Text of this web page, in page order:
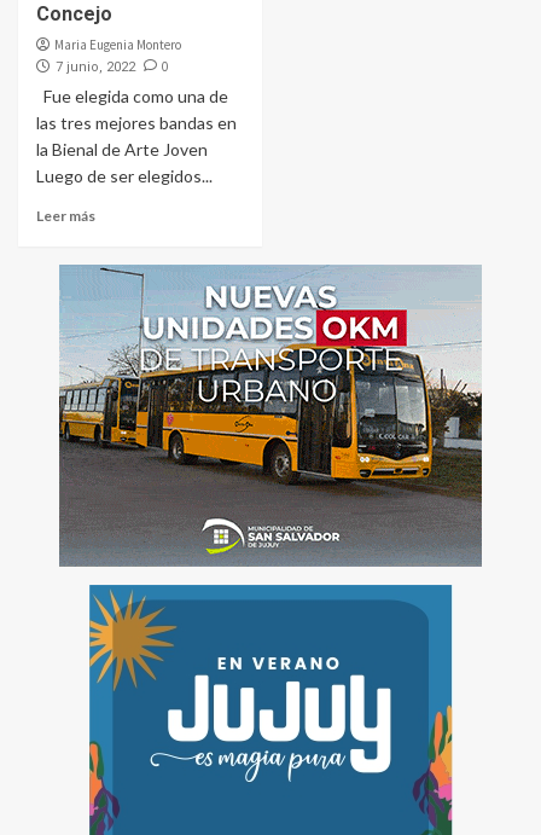
Concejo
Maria Eugenia Montero
7 junio, 2022 0
Fue elegida como una de
las tres mejores bandas en
la Bienal de Arte Joven
Luego de ser elegidos...
Leer más